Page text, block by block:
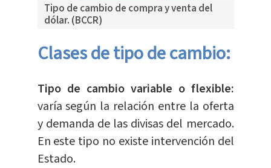
Tipo de cambio de compra y venta del
dólar. (BCCR)
Clases de tipo de cambio:
Tipo de cambio variable o flexible:
varía según la relación entre la oferta
y demanda de las divisas del mercado.
En este tipo no existe intervención del
Estado.